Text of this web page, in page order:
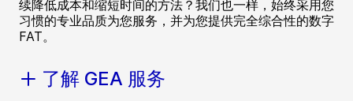
续降低成本和缩短时间的方法？我们也一样，始终采用您
习惯的专业品质为您服务，并为您提供完全综合性的数字
FAT。
了解 GEA 服务